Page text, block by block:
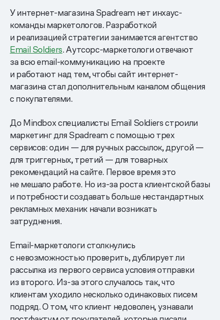
У интернет-магазина Spadream нет инхаус-
команды маркетологов. Разработкой
и реализацией стратегии занимается агентство
Email Soldiers. Аутсорс-маркетологи отвечают
за всю email-коммуникацию на проекте
и работают над тем, чтобы сайт интернет-
магазина стал дополнительным каналом общения
с покупателями.
До Mindbox специалисты Email Soldiers строили
маркетинг для Spadream с помощью трех
сервисов: один — для ручных рассылок, другой —
для триггерных, третий — для товарных
рекомендаций на сайте. Первое время это
не мешало работе. Но из-за роста клиентской базы
и потребности создавать больше нестандартных
рекламных механик начали возникать
затруднения.
Email-маркетологи столкнулись
с невозможностью проверить, дублирует ли
рассылка из первого сервиса условия отправки
из второго. Из-за этого случалось так, что
клиентам уходило несколько одинаковых писем
подряд. О том, что клиент недоволен, узнавали